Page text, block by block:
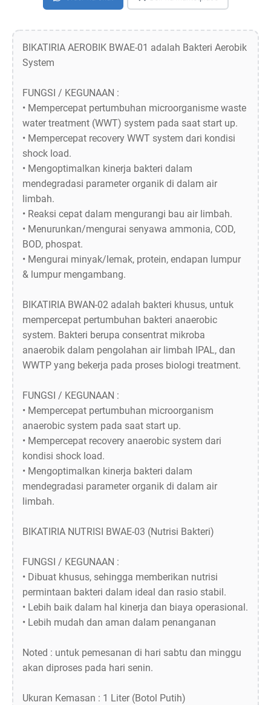
BIKATIRIA AEROBIK BWAE-01 adalah Bakteri Aerobik
System
FUNGSI / KEGUNAAN :
• Mempercepat pertumbuhan microorganisme waste
water treatment (WWT) system pada saat start up.
• Mempercepat recovery WWT system dari kondisi
shock load.
• Mengoptimalkan kinerja bakteri dalam
mendegradasi parameter organik di dalam air
limbah.
• Reaksi cepat dalam mengurangi bau air limbah.
• Menurunkan/mengurai senyawa ammonia, COD,
BOD, phospat.
• Mengurai minyak/lemak, protein, endapan lumpur
& lumpur mengambang.
BIKATIRIA BWAN-02 adalah bakteri khusus, untuk
mempercepat pertumbuhan bakteri anaerobic
system. Bakteri berupa consentrat mikroba
anaerobik dalam pengolahan air limbah IPAL, dan
WWTP yang bekerja pada proses biologi treatment.
FUNGSI / KEGUNAAN :
• Mempercepat pertumbuhan microorganism
anaerobic system pada saat start up.
• Mempercepat recovery anaerobic system dari
kondisi shock load.
• Mengoptimalkan kinerja bakteri dalam
mendegradasi parameter organik di dalam air
limbah.
BIKATIRIA NUTRISI BWAE-03 (Nutrisi Bakteri)
FUNGSI / KEGUNAAN :
• Dibuat khusus, sehingga memberikan nutrisi
permintaan bakteri dalam ideal dan rasio stabil.
• Lebih baik dalam hal kinerja dan biaya operasional.
• Lebih mudah dan aman dalam penanganan
Noted : untuk pemesanan di hari sabtu dan minggu
akan diproses pada hari senin.
Ukuran Kemasan : 1 Liter (Botol Putih)